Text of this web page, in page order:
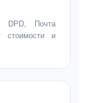
DPD, Почта
стоимости и